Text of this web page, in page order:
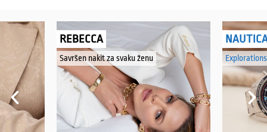
REBECCA
Savršen nakit za svaku ženu